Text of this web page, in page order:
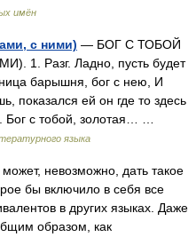
имён
с ними) — БОГ С ТОБОЙ
1. Разг. Ладно, пусть будет
барышня, бог с нею, И
показался ей он где то здесь
Бог с тобой, золотая… …
языка
невозможно, дать такое
бы включило в себя все
в других языках. Даже
образом, как